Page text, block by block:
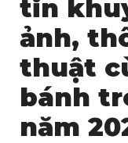
tin
ảnh,
thuật
bánh
năm